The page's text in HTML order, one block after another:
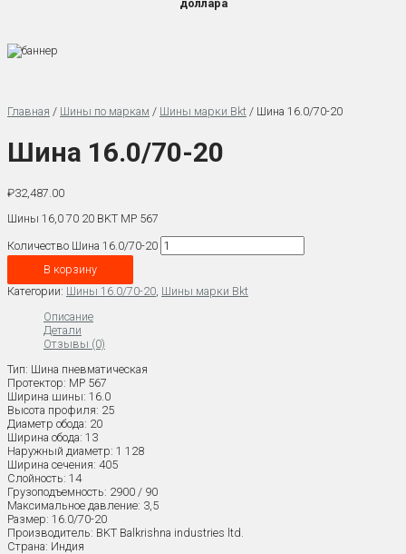
доллара
Главная / Шины по маркам / Шины марки Bkt / Шина 16.0/70-20
Шина 16.0/70-20
₽32,487.00
Шины 16,0 70 20 BKT MP 567
Количество Шина 16.0/70-20
В корзину
Категории: Шины 16.0/70-20, Шины марки Bkt
Описание
Детали
Отзывы (0)
Тип: Шина пневматическая
Протектор: MP 567
Ширина шины: 16.0
Высота профиля: 25
Диаметр обода: 20
Ширина обода: 13
Наружный диаметр: 1 128
Ширина сечения: 405
Слойность: 14
Грузоподъемность: 2900 / 90
Максимальное давление: 3,5
Размер: 16.0/70-20
Производитель: BKT Balkrishna industries ltd.
Страна: Индия